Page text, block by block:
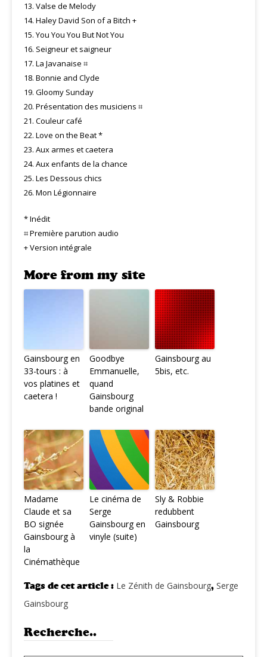
13. Valse de Melody
14. Haley David Son of a Bitch +
15. You You You But Not You
16. Seigneur et saigneur
17. La Javanaise ⌗
18. Bonnie and Clyde
19. Gloomy Sunday
20. Présentation des musiciens ⌗
21. Couleur café
22. Love on the Beat *
23. Aux armes et caetera
24. Aux enfants de la chance
25. Les Dessous chics
26. Mon Légionnaire
* Inédit
⌗ Première parution audio
+ Version intégrale
More from my site
Gainsbourg en
33-tours : à
vos platines et
caetera !
Goodbye
Emmanuelle,
quand
Gainsbourg
bande original
Gainsbourg au
5bis, etc.
Madame
Claude et sa
BO signée
Gainsbourg à
la
Cinémathèque
Le cinéma de
Serge
Gainsbourg en
vinyle (suite)
Sly & Robbie
redubbent
Gainsbourg
Tags de cet article : Le Zénith de Gainsbourg, Serge
Gainsbourg
Recherche..